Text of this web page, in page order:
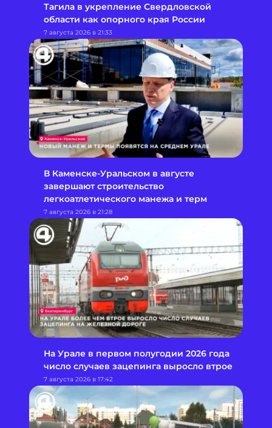
Тагила в укрепление Свердловской
области как опорного края России
7 августа 2026 в 21:33
В Каменске-Уральском в августе
завершают строительство
легкоатлетического манежа и терм
7 августа 2026 в 21:28
На Урале в первом полугодии 2026 года
число случаев зацепинга выросло втрое
7 августа 2026 в 17:42